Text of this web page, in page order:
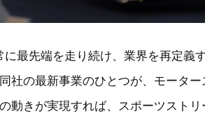
に最先端を走り続け、業界を再定義
社の最新事業のひとつが、モータ
動きが実現すれば、スポーツスト